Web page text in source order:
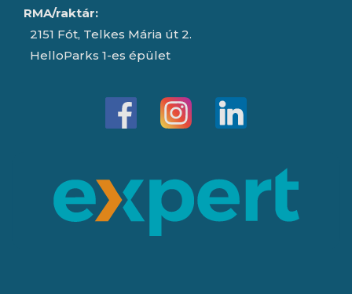
RMA/raktár:
2151 Fót, Telkes Mária út 2.
HelloParks 1-es épület